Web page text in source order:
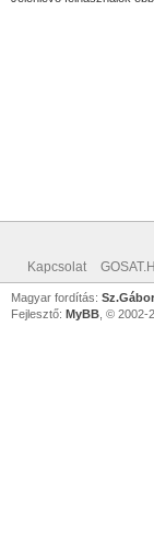
Kapcsolat
Magyar fordítás: Sz.Gábor
Fejlesztő: MyBB , © 2002-